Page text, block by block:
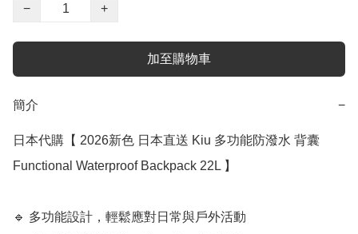
−
+
加至購物車
簡介 −
日本代購【 2026新色 日本直送 Kiu 多功能防潑水 背囊
Functional Waterproof Backpack 22L 】﻿
🔹 多功能設計，輕鬆應對日常與戶外活動